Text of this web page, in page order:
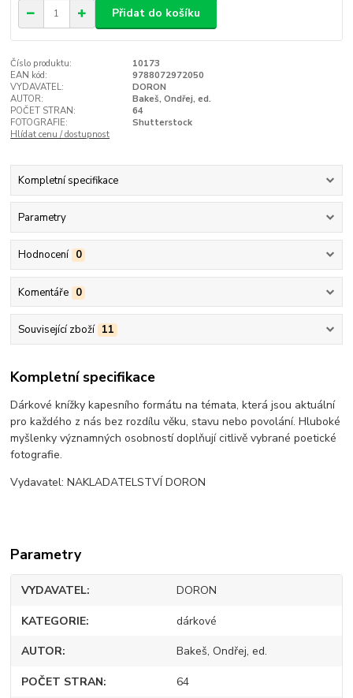
Přidat do košíku
Číslo produktu:
10173
EAN kód:
9788072972050
VYDAVATEL:
DORON
AUTOR:
Bakeš, Ondřej, ed.
POČET STRAN:
64
FOTOGRAFIE:
Shutterstock
Hlídat cenu / dostupnost
Kompletní specifikace
Parametry
Hodnocení 0
Komentáře 0
Související zboží 11
Kompletní specifikace
Dárkové knížky kapesního formátu na témata, která jsou aktuální
pro každého z nás bez rozdílu věku, stavu nebo povolání. Hluboké
myšlenky významných osobností doplňují citlivě vybrané poetické
fotografie.
Vydavatel: NAKLADATELSTVÍ DORON
Parametry
VYDAVATEL DORON
KATEGORIE dárkové
AUTOR Bakeš, Ondřej, ed.
POČET STRAN 64